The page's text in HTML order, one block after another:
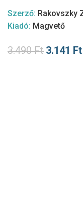
Szerző: Rakovszky
Kiadó: Magvető
3.490Ft 3.141 Ft